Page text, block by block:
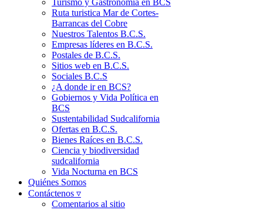
Turismo y Gastronomía en BCS
Ruta turistica Mar de Cortes-
Barrancas del Cobre
Nuestros Talentos B.C.S.
Empresas líderes en B.C.S.
Postales de B.C.S.
Sitios web en B.C.S.
Sociales B.C.S
¿A donde ir en BCS?
Gobiernos y Vida Política en
BCS
Sustentabilidad Sudcalifornia
Ofertas en B.C.S.
Bienes Raíces en B.C.S.
Ciencia y biodiversidad
sudcalifornia
Vida Nocturna en BCS
Quiénes Somos
Contáctenos ▿
Comentarios al sitio